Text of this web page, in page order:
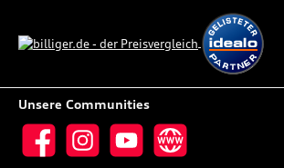
Unsere Communities
Facebook InstagramYouTube Website